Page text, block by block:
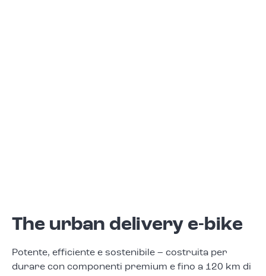
The urban delivery e-bike
Potente, efficiente e sostenibile – costruita per
durare con componenti premium e fino a 120 km di